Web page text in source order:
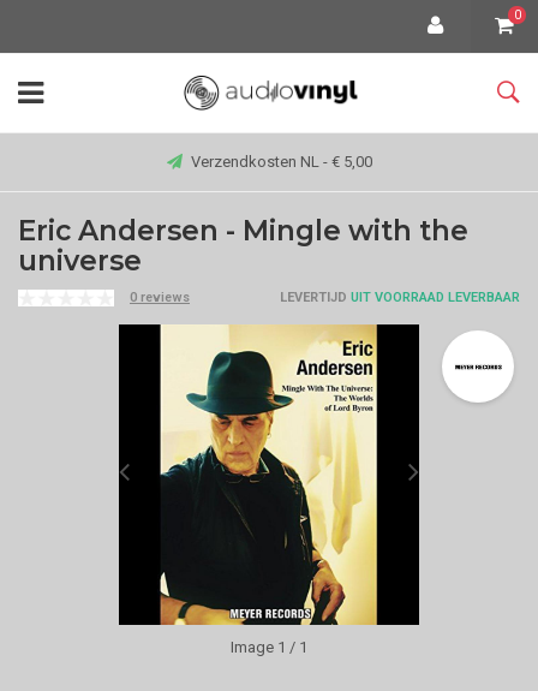
0
Verzendkosten NL - € 5,00
Eric Andersen - Mingle with the
universe
0 reviews LEVERTIJD UIT VOORRAAD LEVERBAAR
Image 1 / 1